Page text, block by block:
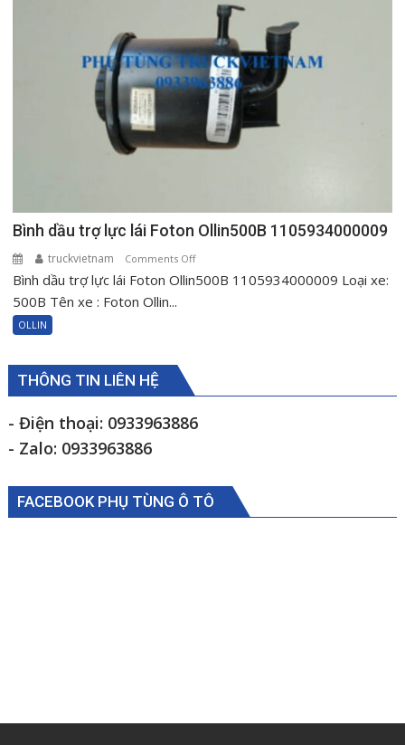
Bình dầu trợ lực lái Foton Ollin500B 1105934000009
truckvietnam Comments Offon
Bình
Ollin500B
1105934000009
Bình dầu trợ lực lái Foton Ollin500B 1105934000009 Loại xe:
500B Tên xe : Foton Ollin...
OLLIN
THÔNG TIN LIÊN HỆ
- Điện thoại: 0933963886
- Zalo: 0933963886
FACEBOOK PHỤ TÙNG Ô TÔ